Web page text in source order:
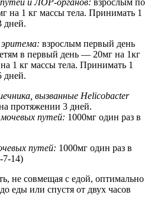
и ЛОР-органов: взрослым по
на 1 кг массы тела. Принимать 1
дней.
эритема: взрослым первый день
в первый день — 20мг на 1кг
1 кг массы тела. Принимать 1
дней.
вызванные Helicobacter
протяжении 3 дней.
путей: 1000мг один раз в
путей: 1000мг один раз в
7-14)
не совмещая с едой, оптимально
еды или спустя от двух часов